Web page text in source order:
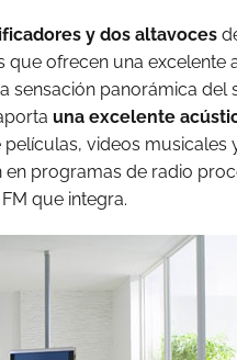
y dos altavoces
que ofrecen una excelente
sensación panorámica del
una excelente
videos musicales
en programas de radio
que integra.